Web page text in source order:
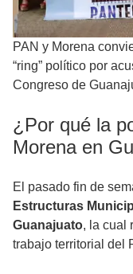
PAN y Morena
“ring” político por
Congreso de
¿Por qué la
Morena en
El pasado fin de
Estructuras
Guanajuato, la cual
trabajo territorial del